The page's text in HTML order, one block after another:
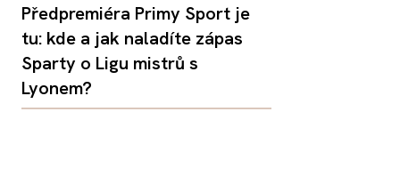
Předpremiéra Primy Sport je
tu: kde a jak naladíte zápas
Sparty o Ligu mistrů s
Lyonem?